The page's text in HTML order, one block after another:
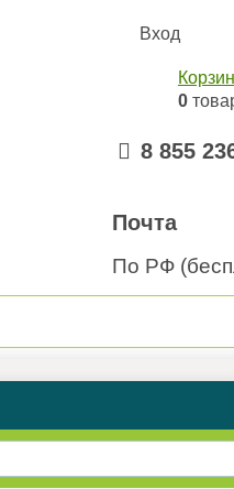
Вход
0
8 855
Почта
По РФ